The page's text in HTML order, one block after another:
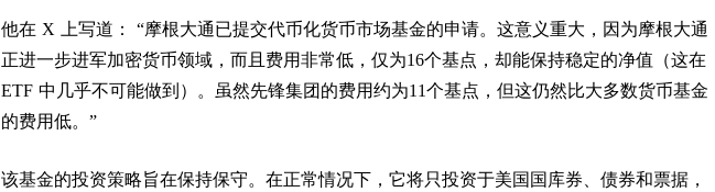
他在 X 上写道： “摩根大通已提交代币化货币市场基金的申请。这意义重大，因为摩根大通
正进一步进军加密货币领域，而且费用非常低，仅为16个基点，却能保持稳定的净值（这在
ETF 中几乎不可能做到）。虽然先锋集团的费用约为11个基点，但这仍然比大多数货币基金
的费用低。”
该基金的投资策略旨在保持保守。在正常情况下，它将只投资于美国国库券、债券和票据，